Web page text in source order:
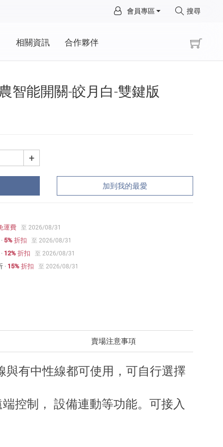
會員專區 搜尋
相關資訊 合作夥伴
智能開關-皎月白-雙鍵版
+
加到我的最愛
運費 至 2026/08/31
· 5% 折扣 至 2026/08/31
· 12% 折扣 至 2026/08/31
· 15% 折扣 至 2026/08/31
賣場注意事項
有中性線都可使用，可自行選擇
控制， 設備連動等功能。可接入
×